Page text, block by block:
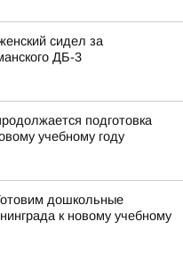
сидел за
ДБ-3
подготовка
учебному году
дошкольные
к новому учебному